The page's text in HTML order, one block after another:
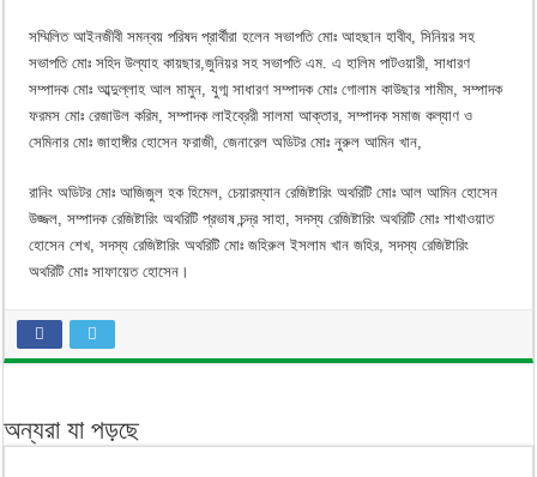
সম্মিলিত আইনজীবী সমন্বয় পরিষদ প্রার্থীরা হলেন সভাপতি মোঃ আহছান হাবীব, সিনিয়র সহ
সভাপতি মোঃ সহিদ উল্যাহ কায়ছার,জুনিয়র সহ সভাপতি এম. এ হালিম পাটওয়ারী, সাধারণ
সম্পাদক মোঃ আব্দুল্লাহ আল মামুন, যুগ্ম সাধারণ সম্পাদক মোঃ গোলাম কাউছার শামীম, সম্পাদক
ফরমস মোঃ রেজাউল করিম, সম্পাদক লাইব্রেরী সালমা আক্তার, সম্পাদক সমাজ কল্যাণ ও
সেমিনার মোঃ জাহাঙ্গীর হোসেন ফরাজী, জেনারেল অডিটর মোঃ নুরুল আমিন খান,
রানিং অডিটর মোঃ আজিজুল হক হিমেল, চেয়ারম্যান রেজিষ্টারিং অথরিটি মোঃ আল আমিন হোসেন
উজ্জল, সম্পাদক রেজিষ্টারিং অথরিটি প্রভাষ চন্দ্র সাহা, সদস্য রেজিষ্টারিং অথরিটি মোঃ শাখাওয়াত
হোসেন শেখ, সদস্য রেজিষ্টারিং অথরিটি মোঃ জহিরুল ইসলাম খান জহির, সদস্য রেজিষ্টারিং
অথরিটি মোঃ সাফায়েত হোসেন।
অন্যরা যা পড়ছে